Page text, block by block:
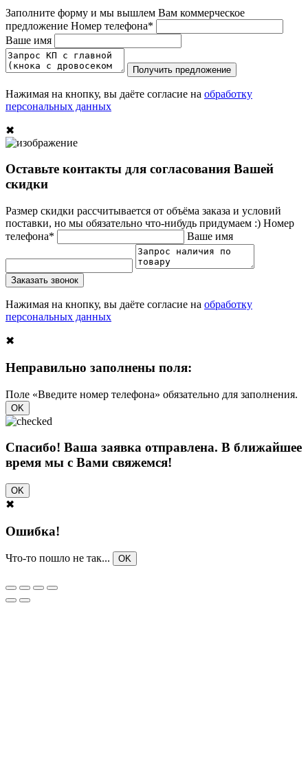
Заполните форму и мы вышлем Вам коммерческое
предложение Номер телефона*
Ваше имя
Получить предложение
Нажимая на кнопку, вы даёте согласие на обработку
персональных данных
✖
Оставьте контакты для согласования Вашей
скидки
Размер скидки рассчитывается от объёма заказа и условий
поставки, но мы обязательно что-нибудь придумаем :) Номер
телефона*
Ваше имя
Заказать звонок
Нажимая на кнопку, вы даёте согласие на обработку
персональных данных
✖
Неправильно заполнены поля:
Поле «Введите номер телефона» обязательно для заполнения.
OK
Спасибо! Ваша заявка отправлена. В ближайшее
время мы с Вами свяжемся!
OK
✖
Ошибка!
Что-то пошло не так... OK